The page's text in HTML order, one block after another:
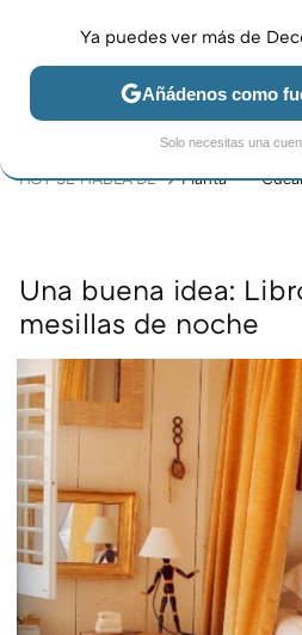
JARDÍN Y TERRAZA SALÓN
HOY SE HABLA DE Planta
Una buena idea:
mesillas de noche
Ya puedes ver más de
Añádenos como
Solo necesitas una